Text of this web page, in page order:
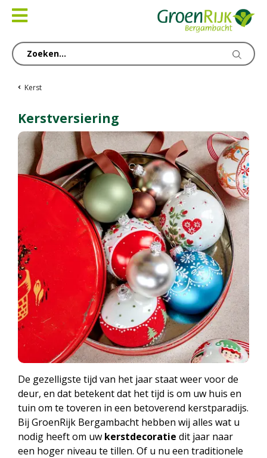
naar
Kerst
Kerstversiering
De gezelligste tijd van het jaar staat weer voor de
deur, en dat betekent dat het tijd is om uw huis en
tuin om te toveren in een betoverend kerstparadijs.
Bij GroenRijk Bergambacht hebben wij alles wat u
nodig heeft om uw kerstdecoratie dit jaar naar
een hoger niveau te tillen. Of u nu een traditionele